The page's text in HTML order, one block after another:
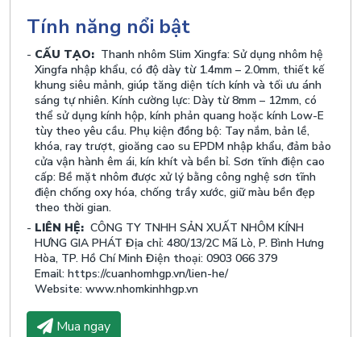
Tính năng nổi bật
CẤU TẠO: Thanh nhôm Slim Xingfa: Sử dụng nhôm hệ
Xingfa nhập khẩu, có độ dày từ 1.4mm – 2.0mm, thiết kế
khung siêu mảnh, giúp tăng diện tích kính và tối ưu ánh
sáng tự nhiên. Kính cường lực: Dày từ 8mm – 12mm, có
thể sử dụng kính hộp, kính phản quang hoặc kính Low-E
tùy theo yêu cầu. Phụ kiện đồng bộ: Tay nắm, bản lề,
khóa, ray trượt, gioăng cao su EPDM nhập khẩu, đảm bảo
cửa vận hành êm ái, kín khít và bền bỉ. Sơn tĩnh điện cao
cấp: Bề mặt nhôm được xử lý bằng công nghệ sơn tĩnh
điện chống oxy hóa, chống trầy xước, giữ màu bền đẹp
theo thời gian.
LIÊN HỆ: CÔNG TY TNHH SẢN XUẤT NHÔM KÍNH
HƯNG GIA PHÁT Địa chỉ: 480/13/2C Mã Lò, P. Bình Hưng
Hòa, TP. Hồ Chí Minh Điện thoại: 0903 066 379
Email: https://cuanhomhgp.vn/lien-he/
Website: www.nhomkinhhgp.vn
Mua ngay